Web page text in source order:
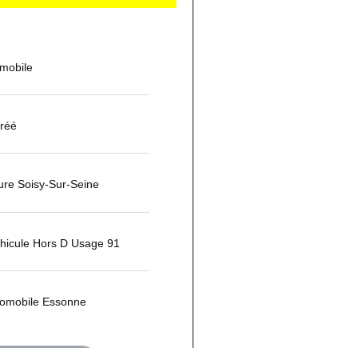
Soisy-Sur-Seine
Hors D Usage 91
Essonne